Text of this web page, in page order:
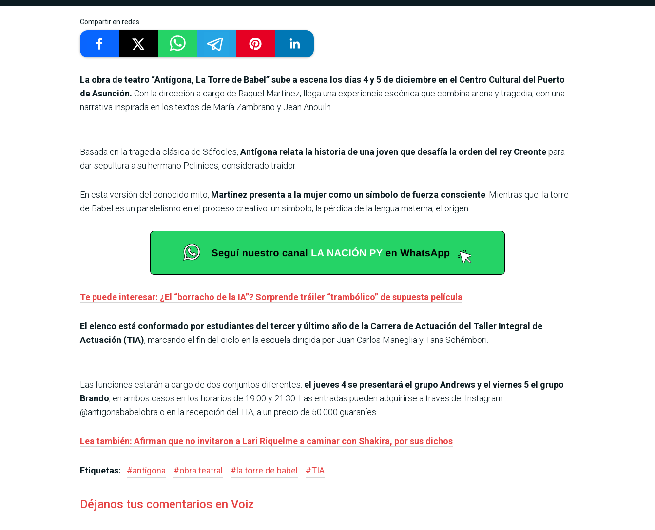
Compartir en redes
La obra de teatro “Antígona, La Torre de Babel” sube a escena los días 4 y 5 de diciembre en el Centro Cultural del Puerto
de Asunción. Con la dirección a cargo de Raquel Martínez, llega una experiencia escénica que combina arena y tragedia, con una
narrativa inspirada en los textos de María Zambrano y Jean Anouilh.
Basada en la tragedia clásica de Sófocles, Antígona relata la historia de una joven que desafía la orden del rey Creontepara
dar sepultura a su hermano Polinices, considerado traidor.
En esta versión del conocido mito, Martínez presenta a la mujer como un símbolo de fuerza consciente . Mientras que, la torre
de Babel es un paralelismo en el proceso creativo: un símbolo, la pérdida de la lengua materna, el origen.
Te puede interesar: ¿El “borracho de la IA”? Sorprende tráiler “trambólico” de supuesta película
El elenco está conformado por estudiantes del tercer y último año de la Carrera de Actuación del Taller Integral de
Actuación (TIA), marcando el fin del ciclo en la escuela dirigida por Juan Carlos Maneglia y Tana Schémbori.
Las funciones estarán a cargo de dos conjuntos diferentes: el jueves 4 se presentará el grupo Andrews y el viernes 5 el grupo
Brando, en ambos casos en los horarios de 19:00 y 21:30. Las entradas pueden adquirirse a través del Instagram
@antigonababelobra o en la recepción del TIA, a un precio de 50.000 guaraníes.
Lea también: Afirman que no invitaron a Lari Riquelme a caminar con Shakira, por sus dichos
Etiquetas: #antígona #obra teatral # la torre de babel #TIA
Déjanos tus comentarios en Voiz